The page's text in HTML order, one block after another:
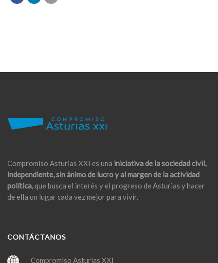
Compromiso Asturias XXI es una iniciativa de la sociedad civil,
independiente, sin ánimo de lucro y al margen de la actividad
política,que busca el interés y el progreso de Asturias y hacer
de ella un lugar cada vez mejor para vivir.
CONTÁCTANOS
Compromiso Asturias XXI